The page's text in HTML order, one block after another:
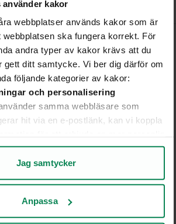
använder kakor
webbplatser används kakor som är
webbplatsen ska fungera korrekt. För
andra typer av kakor krävs att du
gett ditt samtycke. Vi ber dig därför om
följande kategorier av kakor:
och personalisering
samma webbläsare som
hit via en e-postlänk, kan vi koppla
och i vår kommunikation.
och analys av användarbeteende
hur du använder webbplatsen får vi
Jag samtycker
Anpassa
10 april 2024
den här sidan dig?
Ja, den här sidan hjälpte mig!Nej, den här sidan hjälpte